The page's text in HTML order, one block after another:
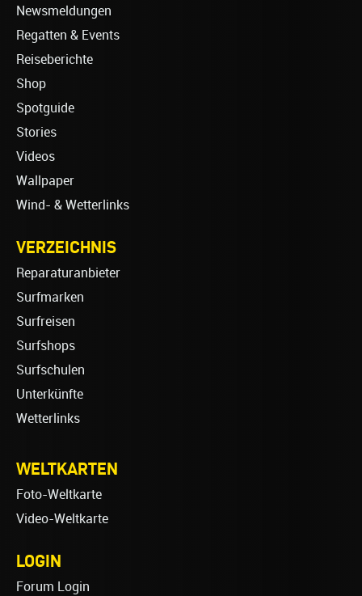
Newsmeldungen
Regatten & Events
Reiseberichte
Shop
Spotguide
Stories
Videos
Wallpaper
Wind- & Wetterlinks
VERZEICHNIS
Reparaturanbieter
Surfmarken
Surfreisen
Surfshops
Surfschulen
Unterkünfte
Wetterlinks
WELTKARTEN
Foto-Weltkarte
Video-Weltkarte
LOGIN
Forum Login